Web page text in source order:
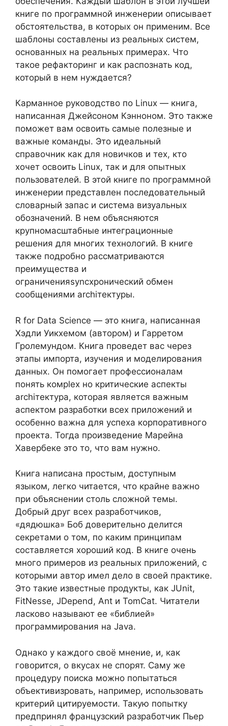
книге по программной инженерии описывает
обстоятельства, в которых он применим. Все
шаблоны составлены из реальных систем,
основанных на реальных примерах. Что
такое рефакторинг и как распознать код,
который в нем нуждается?
Карманное руководство по Linux — книга,
написанная Джейсоном Кэнноном. Это также
поможет вам освоить самые полезные и
важные команды. Это идеальный
справочник как для новичков и тех, кто
хочет освоить Linux, так и для опытных
пользователей. В этой книге по программной
инженерии представлен последовательный
словарный запас и система визуальных
обозначений. В нем объясняются
крупномасштабные интеграционные
решения для многих технологий. В книге
также подробно рассматриваются
преимущества и
ограниченияsyncхронический обмен
сообщениями archiтектуры.
R for Data Science — это книга, написанная
Хэдли Уикхемом (автором) и Гарретом
Гролемундом. Книга проведет вас через
этапы импорта, изучения и моделирования
данных. Он помогает профессионалам
понять комplex но критические аспекты
archiтектура, которая является важным
аспектом разработки всех приложений и
особенно важна для успеха корпоративного
проекта. Тогда произведение Марейна
Хавербеке это то, что вам нужно.
Книга написана простым, доступным
языком, легко читается, что крайне важно
при объяснении столь сложной темы.
Добрый друг всех разработчиков,
«дядюшка» Боб доверительно делится
секретами о том, по каким принципам
составляется хороший код. В книге очень
много примеров из реальных приложений, с
которыми автор имел дело в своей практике.
Это такие известные продукты, как JUnit,
FitNesse, JDepend, Ant и TomCat. Читатели
ласково называют ее «библией»
программирования на Java.
Однако у каждого своё мнение, и, как
говорится, о вкусах не спорят. Саму же
процедуру поиска можно попытаться
объективизровать, например, использовать
критерий цитируемости. Такую попытку
предпринял французский разработчик Пьер